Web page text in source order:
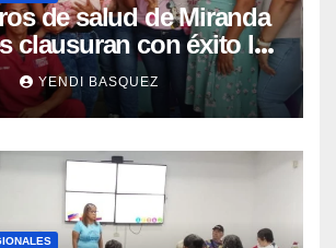
de salud de Miranda
clausuran con éxito la
de la Lactancia
YENDI BASQUEZ